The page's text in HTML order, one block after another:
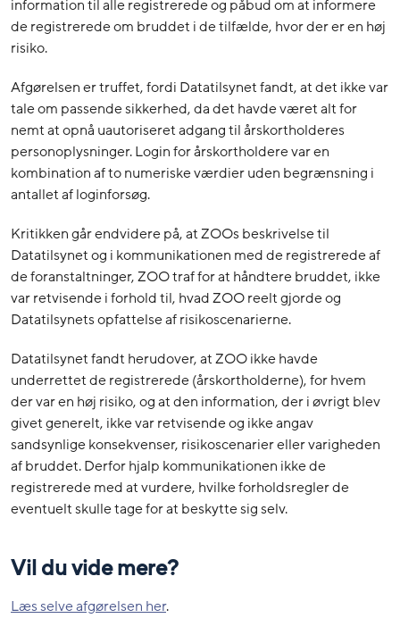
information til alle registrerede og påbud om at informere
de registrerede om bruddet i de tilfælde, hvor der er en høj
risiko.
Afgørelsen er truffet, fordi Datatilsynet fandt, at det ikke var
tale om passende sikkerhed, da det havde været alt for
nemt at opnå uautoriseret adgang til årskortholderes
personoplysninger. Login for årskortholdere var en
kombination af to numeriske værdier uden begrænsning i
antallet af loginforsøg.
Kritikken går endvidere på, at ZOOs beskrivelse til
Datatilsynet og i kommunikationen med de registrerede af
de foranstaltninger, ZOO traf for at håndtere bruddet, ikke
var retvisende i forhold til, hvad ZOO reelt gjorde og
Datatilsynets opfattelse af risikoscenarierne.
Datatilsynet fandt herudover, at ZOO ikke havde
underrettet de registrerede (årskortholderne), for hvem
der var en høj risiko, og at den information, der i øvrigt blev
givet generelt, ikke var retvisende og ikke angav
sandsynlige konsekvenser, risikoscenarier eller varigheden
af bruddet. Derfor hjalp kommunikationen ikke de
registrerede med at vurdere, hvilke forholdsregler de
eventuelt skulle tage for at beskytte sig selv.
Vil du vide mere?
Læs selve afgørelsen her.